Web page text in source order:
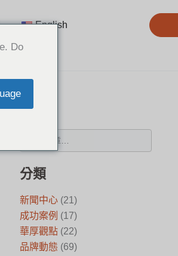
English
搜尋
分類
新聞中心(21)
成功案例 (17)
華厚觀點(22)
品牌動態 (69)
Do